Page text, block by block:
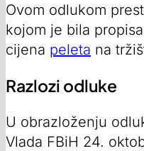
Ovom odlukom
kojom je bila
cijena peleta na
Razlozi odluke
U obrazloženju
Vlada FBiH 24.